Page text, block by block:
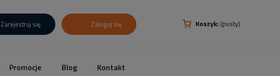
Koszyk: (pusty)
Zarejestruj się Zaloguj się
Promocje Blog Kontakt